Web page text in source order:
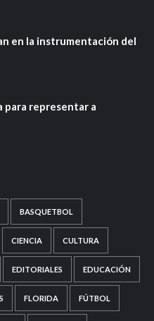
en la instrumentación del
para representar a
BASQUETBOL
CIENCIA CULTURA
EDITORIALES EDUCACIÓN
FLORIDA FÚTBOL